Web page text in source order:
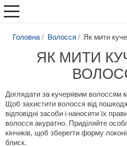
Головна Волосся Як мити
ЯК МИТИ
Доглядати за кучерявим волоссям
Щоб захистити волосся від
відповідні засоби і наносити їх
волосся акуратно. Приділяйте
кінчиків, щоб зберегти форму
блиск.